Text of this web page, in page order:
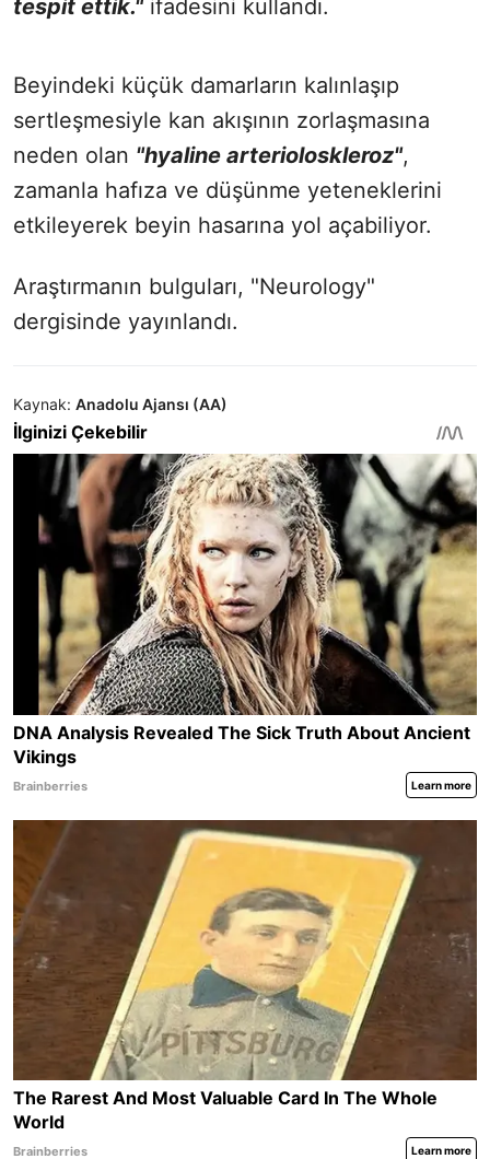
tespit ettik." ifadesini kullandı.
Beyindeki küçük damarların kalınlaşıp
sertleşmesiyle kan akışının zorlaşmasına
neden olan "hyaline arterioloskleroz"​​​​​​​,
zamanla hafıza ve düşünme yeteneklerini
etkileyerek beyin hasarına yol açabiliyor.
Araştırmanın bulguları, "Neurology"
dergisinde yayınlandı.
Kaynak: Anadolu Ajansı (AA)